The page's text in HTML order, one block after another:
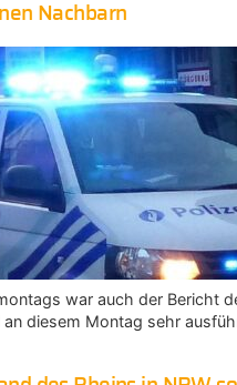
Nachbarn
war auch der Bericht
an diesem Montag sehr